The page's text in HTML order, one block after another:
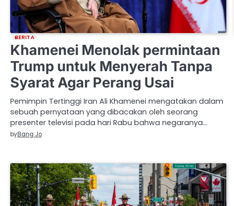
BERITA
Khamenei Menolak permintaan
Trump untuk Menyerah Tanpa
Syarat Agar Perang Usai
Pemimpin Tertinggi Iran Ali Khamenei mengatakan dalam
sebuah pernyataan yang dibacakan oleh seorang
presenter televisi pada hari Rabu bahwa negaranya…
byBang Jo